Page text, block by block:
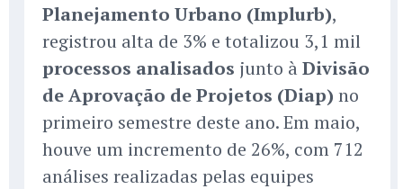
Planejamento Urbano (Implurb),
registrou alta de 3% e totalizou 3,1 mil
processos analisados junto à Divisão
de Aprovação de Projetos (Diap) no
primeiro semestre deste ano. Em maio,
houve um incremento de 26%, com 712
análises realizadas pelas equipes